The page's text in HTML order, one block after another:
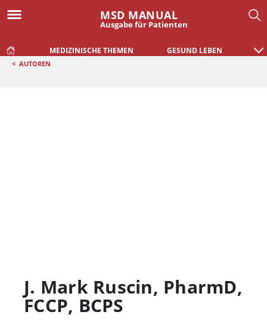
MSD MANUAL
Ausgabe für Patienten
MEDIZINISCHE THEMEN GESUND LEBEN
< AUTOREN
J. Mark Ruscin, PharmD,
FCCP, BCPS